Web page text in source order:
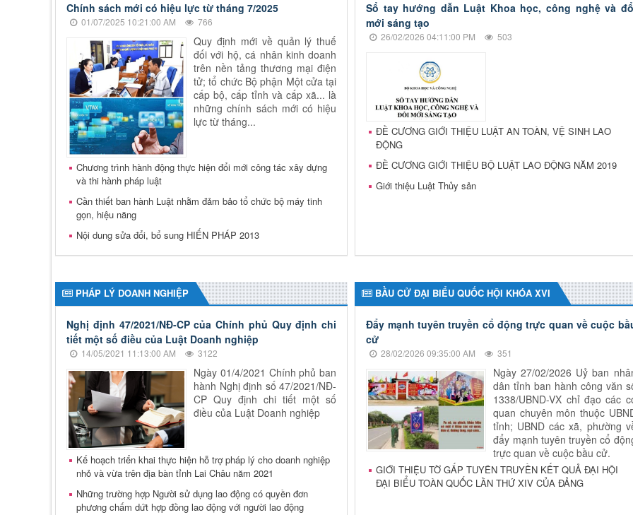
Chính sách mới có hiệu lực từ tháng 7/2025
01/07/2025 10:21:00 AM 766
Quy định mới về quản lý thuế
đối với hộ, cá nhân kinh doanh
trên nền tảng thương mại điện
tử; tổ chức Bộ phận Một cửa tại
cấp bộ, cấp tỉnh và cấp xã... là
những chính sách mới có hiệu
lực từ tháng...
Chương trình hành động thực hiện đổi mới công tác xây dựng
và thi hành pháp luật
Cần thiết ban hành Luật nhằm đảm bảo tổ chức bộ máy tinh
gọn, hiệu năng
Nội dung sửa đổi, bổ sung HIẾN PHÁP 2013
Sổ tay hướng dẫn Luật Khoa học, công nghệ và
mới sáng tạo
26/02/2026 04:11:00 PM 503
ĐỀ CƯƠNG GIỚI THIỆU LUẬT AN TOÀN, VỆ SINH LAO
ĐỘNG
ĐỀ CƯƠNG GIỚI THIỆU BỘ LUẬT LAO ĐỘNG NĂM 2019
Giới thiệu Luật Thủy sản
PHÁP LÝ DOANH NGHIỆP
Nghị định 47/2021/NĐ-CP của Chính phủ Quy định chi
tiết một số điều của Luật Doanh nghiệp
14/05/2021 11:13:00 AM 3122
Ngày 01/4/2021 Chính phủ ban
hành Nghị định số 47/2021/NĐ-
CP Quy định chi tiết một số
điều của Luật Doanh nghiệp
Kế hoạch triển khai thực hiện hỗ trợ pháp lý cho doanh nghiệp
nhỏ và vừa trên địa bàn tỉnh Lai Châu năm 2021
Những trường hợp Người sử dụng lao động có quyền đơn
phương chấm dứt hợp đồng lao động với người lao động
BẦU CỬ ĐẠI BIỂU QUỐC HỘI KHÓA XVI
Đẩy mạnh tuyên truyền cổ động trực quan về cuộc
cử
28/02/2026 09:35:00 AM 351
Ngày 27/02/2026 Uỷ ban
dân tỉnh ban hành công văn
1338/UBND-VX chỉ đạo các
quan chuyên môn thuộc
tỉnh; UBND các xã, phường
đẩy mạnh tuyên truyền cổ
trực quan về cuộc bầu cử.
GIỚI THIỆU TỜ GẤP TUYÊN TRUYỀN KẾT QUẢ ĐẠI HỘI
ĐẠI BIỂU TOÀN QUỐC LẦN THỨ XIV CỦA ĐẢNG